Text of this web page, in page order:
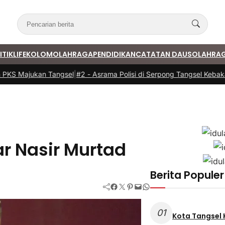
LIFEKOLOMOLAHRAGAPENDIDIKANCATATAN DAUS
Majukan Tangsel|#2 -Asrama Polisi di Serpong Tangsel
Nasir Murtad
Facebook Twitter Pinterest Mail WhatsApp
Berita Populer
01 Kota Tangsel